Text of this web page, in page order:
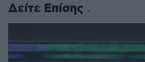
Δείτε Επίσης